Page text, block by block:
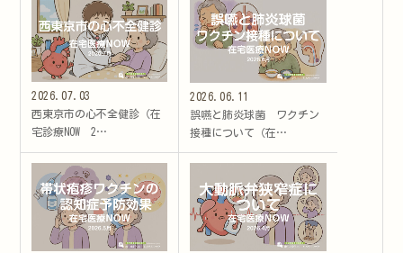
2026.07.03
西東京市の心不全健診（在
宅診療NOW 2…
2026.06.11
誤嚥と肺炎球菌 ワクチン
接種について（在…